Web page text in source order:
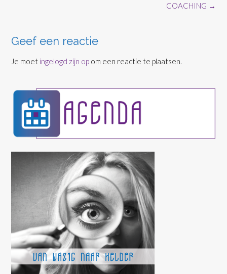
COACHING →
Geef een reactie
Je moet ingelogd zijn op om een reactie te plaatsen.